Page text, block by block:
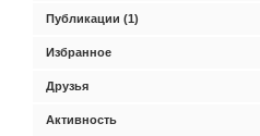
Публикации (1)
Избранное
Друзья
Активность